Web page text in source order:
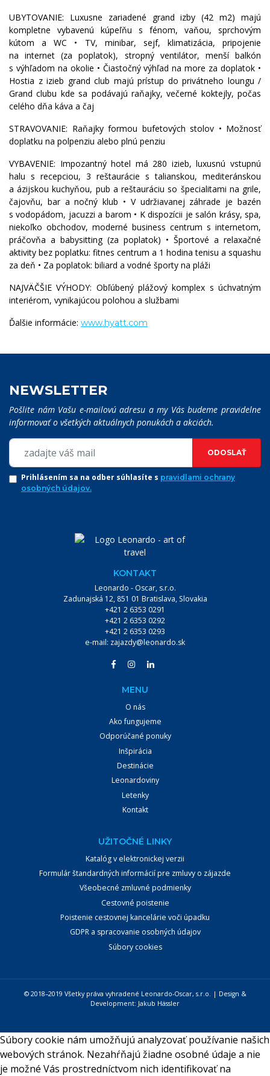
UBYTOVANIE: Luxusne zariadené grand izby (42 m2) majú
kompletne vybavenú kúpeľňu s fénom, vaňou, sprchovým
kútom a WC • TV, minibar, sejf, klimatizácia, pripojenie
na internet (za poplatok), stropný ventilátor, menší balkón
s výhľadom na okolie • Čiastočný výhľad na more za doplatok •
Hostia z izieb grand club majú prístup do privátneho loungu /
Grand clubu kde sa podávajú raňajky, večerné koktejly, počas
celého dňa káva a čaj
STRAVOVANIE: Raňajky formou bufetových stolov • Možnosť
doplatku na polpenziu alebo plnú penziu
VYBAVENIE: Impozantný hotel má 280 izieb, luxusnú vstupnú
halu s recepciou, 3 reštaurácie s talianskou, mediteránskou
a ázijskou kuchyňou, pub a reštauráciu so špecialitami na grile,
čajovňu, bar a nočný klub • V udržiavanej záhrade je bazén
s vodopádom, jacuzzi a barom • K dispozícii je salón krásy, spa,
niekoľko obchodov, moderné business centrum s internetom,
práčovňa a babysitting (za poplatok) • Športové a relaxačné
aktivity bez poplatku: fitnes centrum a 1 hodina tenisu a squashu
za deň • Za poplatok: biliard a vodné športy na pláži
NAJVÄČŠIE VÝHODY: Obľúbený plážový komplex s úchvatným
interiérom, vynikajúcou polohou a službami
Ďalšie informácie: www.hyatt.com
NEWSLETTER
Pošlite nám Vašu e-mailovú adresu a my Vás budeme pravidelne
informovať o všetkých aktuálnych ponukách a akciách.
ODOSLAŤ
Prihlásením sa na odber súhlasíte s pravidlami ochrany
osobných údajov.
KONTAKT
Leonardo - Oscar, s.r.o.
Zadunajská 12, 851 01 Bratislava, Slovakia
+421 2 6353 0291
+421 2 6353 0292
+421 2 6353 0293
e-mail: zajazdy@leonardo.sk
MENU
O nás
Ako fungujeme
Odporúčané ponuky
Inšpirácia
Destinácie
Leonardoviny
Letenky
Kontakt
UŽITOČNÉ LINKY
Katalóg v elektronickej verzii
Formulár štandardných informácií pre zmluvy o zájazde
Všeobecné zmluvné podmienky
Cestovné poistenie
Poistenie cestovnej kancelárie voči úpadku
GDPR a spracovanie osobných údajov
Súbory cookies
© 2018–2019 Všetky práva vyhradené Leonardo-Oscar, s.r.o. | Design &
Development: Jakub Hässler
Súbory cookie nám umožňujú analyzovať používanie našich
webových stránok. Nezahŕňajú žiadne osobné údaje a nie
je možné Vás prostredníctvom nich identifikovať na